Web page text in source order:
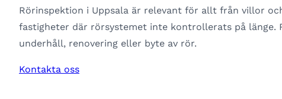
Rörinspektion i Uppsala är relevant för allt från villor
fastigheter där rörsystemet inte kontrollerats på
underhåll, renovering eller byte av rör.
Kontakta oss